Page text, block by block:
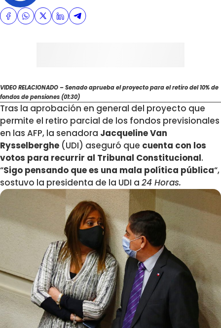
VIDEO RELACIONADO – Senado aprueba el proyecto para el retiro del 10% de
fondos de pensiones (01:30)
Tras la aprobación en general del proyecto que
permite el retiro parcial de los fondos previsionales
en las AFP, la senadora Jacqueline Van
Rysselberghe (UDI) aseguró que cuenta con los
votos para recurrir al Tribunal Constitucional.
“Sigo pensando que es una mala política pública“,
sostuvo la presidenta de la UDI a 24 Horas.